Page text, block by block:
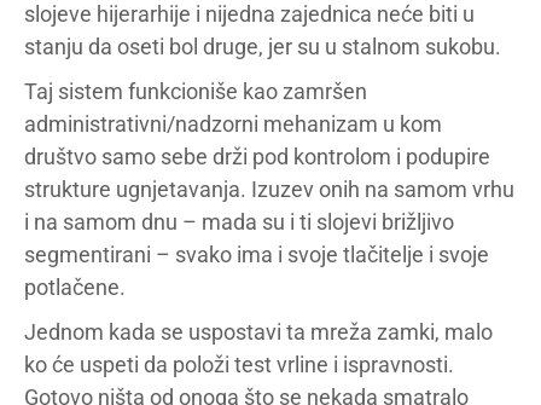
slojeve hijerarhije i nijedna zajednica neće biti u
stanju da oseti bol druge, jer su u stalnom sukobu.
Taj sistem funkcioniše kao zamršen
administrativni/nadzorni mehanizam u kom
društvo samo sebe drži pod kontrolom i podupire
strukture ugnjetavanja. Izuzev onih na samom vrhu
i na samom dnu – mada su i ti slojevi brižljivo
segmentirani – svako ima i svoje tlačitelje i svoje
potlačene.
Jednom kada se uspostavi ta mreža zamki, malo
ko će uspeti da položi test vrline i ispravnosti.
Gotovo ništa od onoga što se nekada smatralo